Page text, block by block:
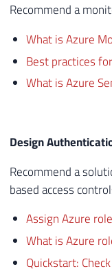
Recommend a
What is Azure
Best practices
What is Azure
Design
Recommend a
based access
Assign Azure
What is Azure
Quickstart: